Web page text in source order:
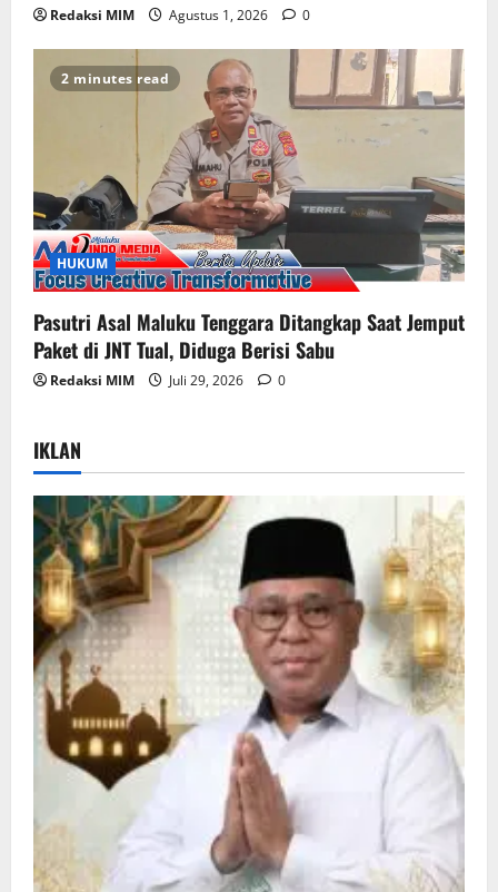
Redaksi MIM Agustus 1, 2026 0
2 minutes read
HUKUM
Pasutri Asal Maluku Tenggara Ditangkap Saat Jemput
Paket di JNT Tual, Diduga Berisi Sabu
Redaksi MIM Juli 29, 2026 0
IKLAN